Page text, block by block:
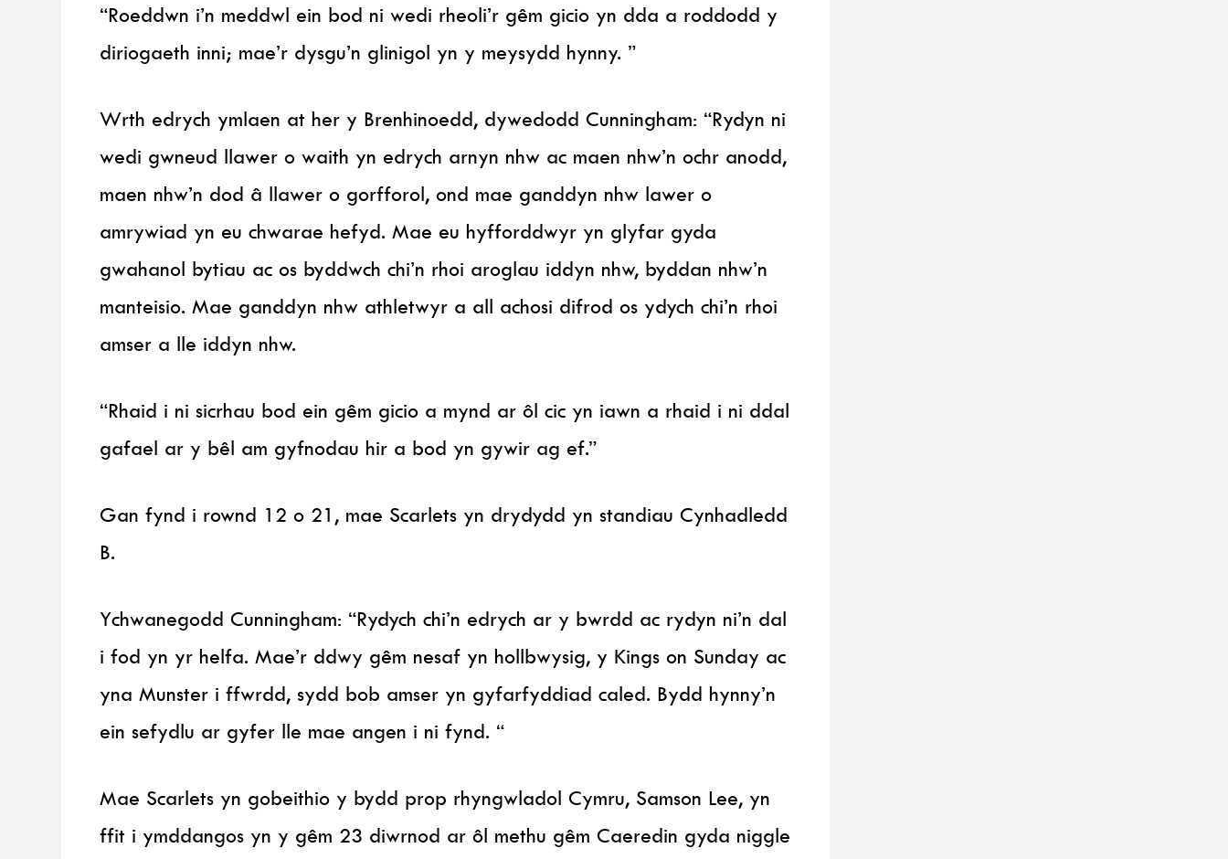
“Roeddwn i’n meddwl ein bod ni wedi rheoli’r gêm gicio yn dda a roddodd y
diriogaeth inni; mae’r dysgu’n glinigol yn y meysydd hynny. ”
Wrth edrych ymlaen at her y Brenhinoedd, dywedodd Cunningham: “Rydyn ni
wedi gwneud llawer o waith yn edrych arnyn nhw ac maen nhw’n ochr anodd,
maen nhw’n dod â llawer o gorfforol, ond mae ganddyn nhw lawer o
amrywiad yn eu chwarae hefyd. Mae eu hyfforddwyr yn glyfar gyda
gwahanol bytiau ac os byddwch chi’n rhoi aroglau iddyn nhw, byddan nhw’n
manteisio. Mae ganddyn nhw athletwyr a all achosi difrod os ydych chi’n rhoi
amser a lle iddyn nhw.
“Rhaid i ni sicrhau bod ein gêm gicio a mynd ar ôl cic yn iawn a rhaid i ni ddal
gafael ar y bêl am gyfnodau hir a bod yn gywir ag ef.”
Gan fynd i rownd 12 o 21, mae Scarlets yn drydydd yn standiau Cynhadledd
B.
Ychwanegodd Cunningham: “Rydych chi’n edrych ar y bwrdd ac rydyn ni’n dal
i fod yn yr helfa. Mae’r ddwy gêm nesaf yn hollbwysig, y Kings on Sunday ac
yna Munster i ffwrdd, sydd bob amser yn gyfarfyddiad caled. Bydd hynny’n
ein sefydlu ar gyfer lle mae angen i ni fynd. “
Mae Scarlets yn gobeithio y bydd prop rhyngwladol Cymru, Samson Lee, yn
ffit i ymddangos yn y gêm 23 diwrnod ar ôl methu gêm Caeredin gyda niggle